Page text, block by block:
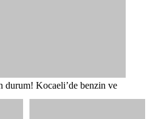
durum! Kocaeli’de benzin ve